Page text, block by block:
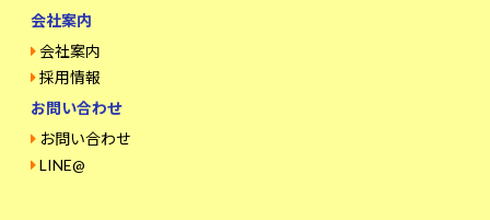
会社案内
会社案内
採用情報
お問い合わせ
お問い合わせ
LINE@